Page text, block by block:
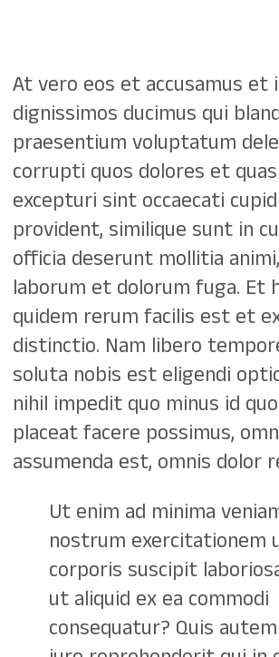
At vero eos et accusamus et
dignissimos ducimus qui
praesentium voluptatum
corrupti quos dolores et
excepturi sint occaecati
provident, similique sunt in
officia deserunt mollitia
laborum et dolorum fuga. Et
quidem rerum facilis est et
distinctio. Nam libero
soluta nobis est eligendi
nihil impedit quo minus id
placeat facere possimus,
assumenda est, omnis dolor
Ut enim ad minima
nostrum exercitationem
corporis suscipit
ut aliquid ex ea commodi
consequatur? Quis